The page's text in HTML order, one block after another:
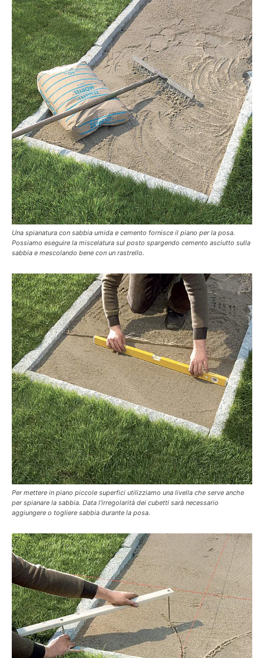
Una spianatura con sabbia umida e cemento fornisce il piano per la posa.
Possiamo eseguire la miscelatura sul posto spargendo cemento asciutto sulla
sabbia e mescolando bene con un rastrello.
Per mettere in piano piccole superfici utilizziamo una livella che serve anche
per spianare la sabbia. Data l’irregolarità dei cubetti sarà necessario
aggiungere o togliere sabbia durante la posa.